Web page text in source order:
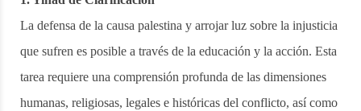
La defensa de la causa palestina y arrojar luz sobre la injusticia
que sufren es posible a través de la educación y la acción. Esta
tarea requiere una comprensión profunda de las dimensiones
humanas, religiosas, legales e históricas del conflicto, así como